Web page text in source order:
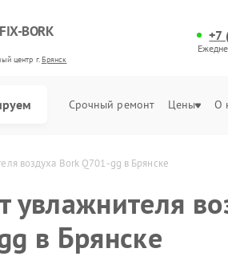
FIX-BORK
центр г.Брянск
+7
Срочный ремонт Цены О
воздуха Bork Q701-gg в Брянске
увлажнителя
в Брянске